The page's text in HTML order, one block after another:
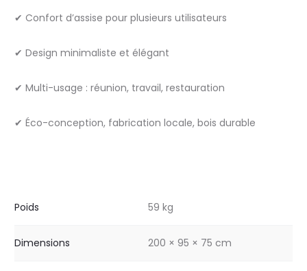
✔ Confort d’assise pour plusieurs utilisateurs
✔ Design minimaliste et élégant
✔ Multi-usage : réunion, travail, restauration
✔ Éco-conception, fabrication locale, bois durable
Poids 59 kg
Dimensions 200 × 95 × 75 cm